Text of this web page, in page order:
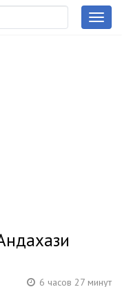
6 часов 27 минут